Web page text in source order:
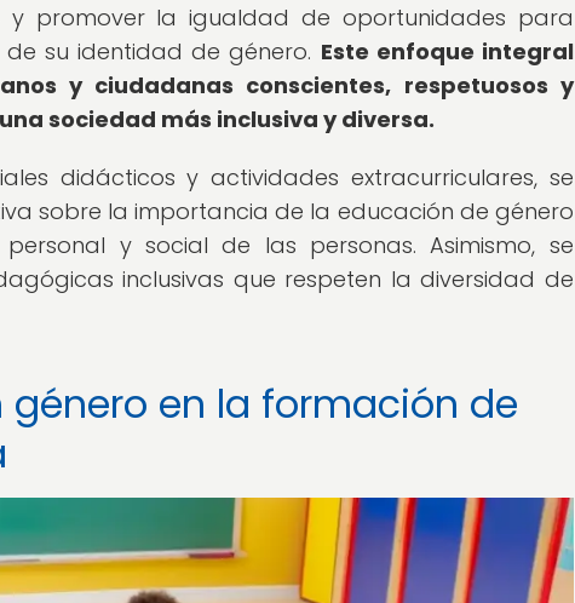
y promover la igualdad de oportunidades para
su identidad de género. Este enfoque integral
y ciudadanas conscientes, respetuosos y
sociedad más inclusiva y diversa.
didácticos y actividades extracurriculares, se
sobre la importancia de la educación de género
y social de las personas. Asimismo, se
inclusivas que respeten la diversidad de
género en la formación de